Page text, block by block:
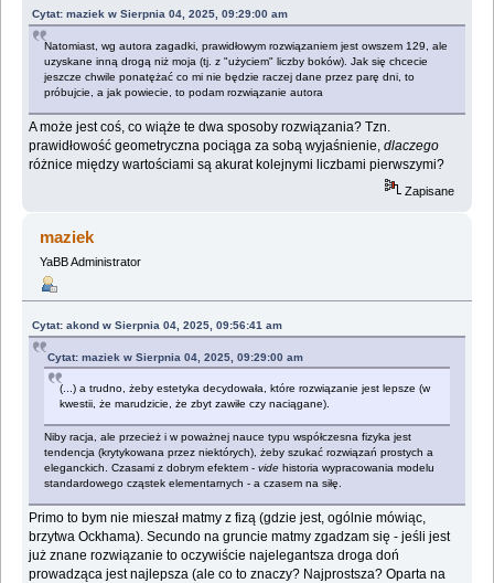
Cytat: maziek w Sierpnia 04, 2025, 09:29:00 am
Natomiast, wg autora zagadki, prawidłowym rozwiązaniem jest owszem 129, ale
uzyskane inną drogą niż moja (tj. z "użyciem" liczby boków). Jak się chcecie
jeszcze chwile ponatężać co mi nie będzie raczej dane przez parę dni, to
próbujcie, a jak powiecie, to podam rozwiązanie autora
A może jest coś, co wiąże te dwa sposoby rozwiązania? Tzn.
prawidłowość geometryczna pociąga za sobą wyjaśnienie,dlaczego
różnice między wartościami są akurat kolejnymi liczbami pierwszymi?
Zapisane
maziek
YaBB Administrator
Cytat: akond w Sierpnia 04, 2025, 09:56:41 am
Cytat: maziek w Sierpnia 04, 2025, 09:29:00 am
(...) a trudno, żeby estetyka decydowała, które rozwiązanie jest lepsze (w
kwestii, że marudzicie, że zbyt zawiłe czy naciągane).
Niby racja, ale przecież i w poważnej nauce typu współczesna fizyka jest
tendencja (krytykowana przez niektórych), żeby szukać rozwiązań prostych a
eleganckich. Czasami z dobrym efektem -vide historia wypracowania modelu
standardowego cząstek elementarnych - a czasem na siłę.
Primo to bym nie mieszał matmy z fizą (gdzie jest, ogólnie mówiąc,
brzytwa Ockhama). Secundo na gruncie matmy zgadzam się - jeśli jest
już znane rozwiązanie to oczywiście najelegantsza droga doń
prowadząca jest najlepsza (ale co to znaczy? Najprostsza? Oparta na